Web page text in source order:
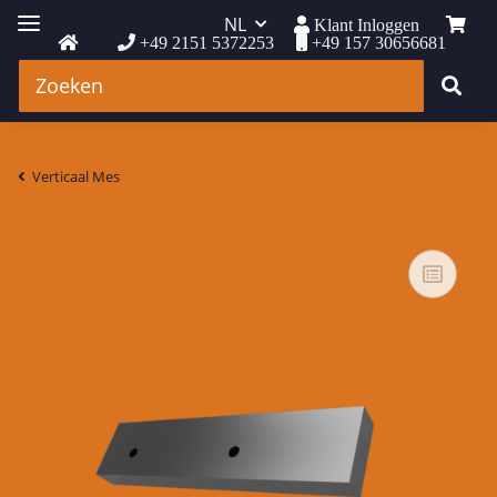
+49 2151 5372253 +49 157 30656681
NL Klant Inloggen
Verticaal Mes